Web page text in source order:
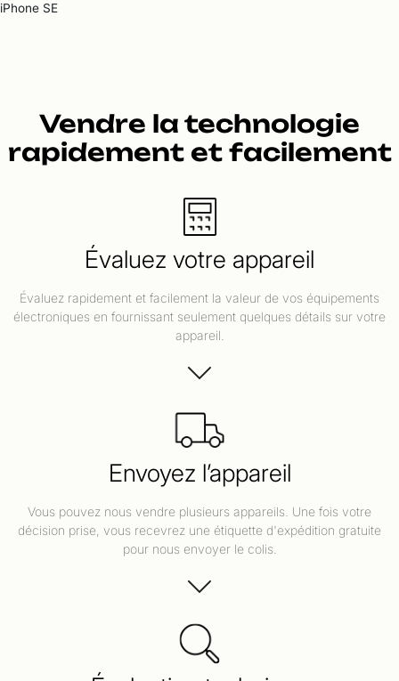
iPhone SE
Vendre la technologie
rapidement et facilement
Évaluez votre appareil
Évaluez rapidement et facilement la valeur de vos équipements
électroniques en fournissant seulement quelques détails sur votre
appareil.
Envoyez l’appareil
Vous pouvez nous vendre plusieurs appareils. Une fois votre
décision prise, vous recevrez une étiquette d'expédition gratuite
pour nous envoyer le colis.